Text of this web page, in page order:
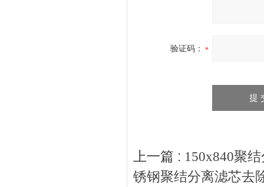
验证码：
上一篇 : 150x840聚
锈钢聚结分离滤芯去